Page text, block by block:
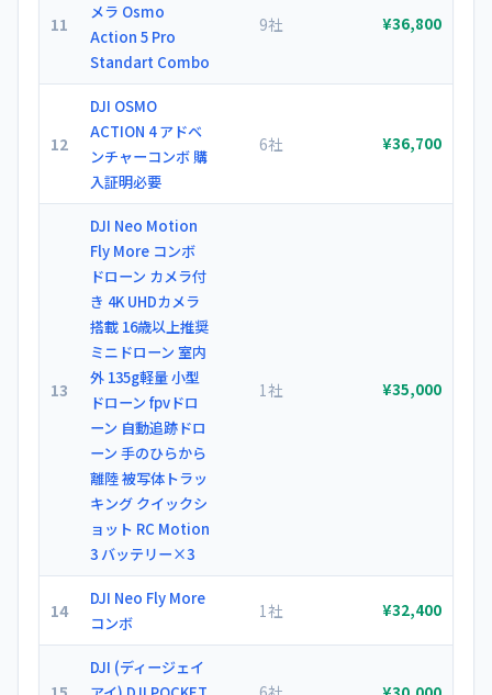
11
メラ Osmo
Action 5 Pro
Standart Combo
9社 ¥36,800
12
DJI OSMO
ACTION 4 アドベ
ンチャーコンボ 購
入証明必要
6社 ¥36,700
13
DJI Neo Motion
Fly More コンボ
ドローン カメラ付
き 4K UHDカメラ
搭載 16歳以上推奨
ミニドローン 室内
外 135g軽量 小型
ドローン fpvドロ
ーン 自動追跡ドロ
ーン 手のひらから
離陸 被写体トラッ
キング クイックシ
ョット RC Motion
3 バッテリー×3
1社 ¥35,000
14
DJI Neo Fly More
コンボ
1社 ¥32,400
DJI (ディージェイ